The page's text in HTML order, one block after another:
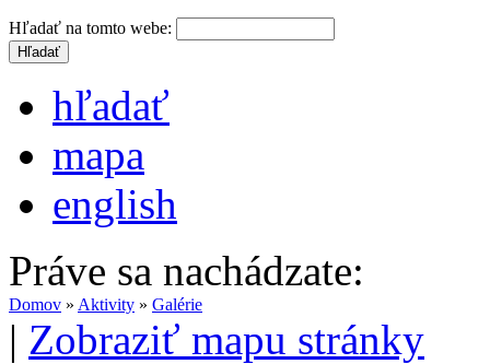
Hľadať na tomto webe:
hľadať
mapa
english
Práve sa nachádzate:
Domov » Aktivity » Galérie
| Zobraziť mapu stránky